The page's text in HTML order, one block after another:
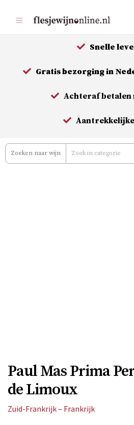
naar
de
Snelle
Gratis bezorging in
Achteraf betalen
Paul Mas Prima
de Limoux
Zuid-Frankrijk – Frankrijk